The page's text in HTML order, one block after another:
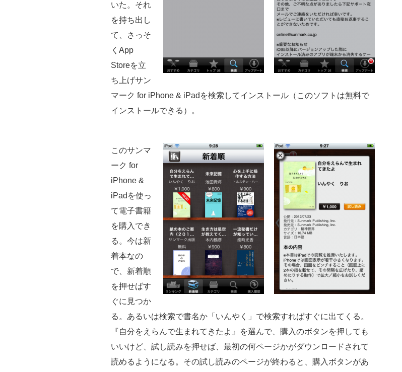
いた。それ
を持ち出し
て、さっそ
くApp
Storeを立
ち上げサン
マーク for iPhone & iPadを検索してインストール（このソフトは無料で
インストールできる）。
このサンマ
ーク for
iPhone &
iPadを使っ
て電子書籍
を購入でき
る。今は新
着本なの
で、新着順
を押せばす
ぐに見つか
る。あるいは検索で書名か「いんやく」で検索すればすぐに出てくる。
『自分をえらんで生まれてきたよ』を選んで、購入のボタンを押しても
いいけど、試し読みを押せば、最初の何ページかがダウンロードされて
読めるようになる。その試し読みのページが終わると、購入ボタンがあ